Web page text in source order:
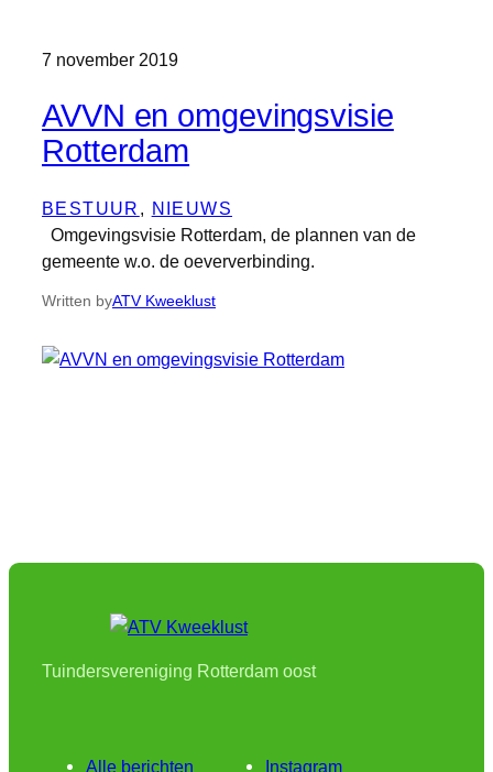
7 november 2019
AVVN en omgevingsvisie
Rotterdam
BESTUUR , NIEUWS
Omgevingsvisie Rotterdam, de plannen van de
gemeente w.o. de oeververbinding.
Written byATV Kweeklust
Tuindersvereniging Rotterdam oost
Alle berichten Instagram